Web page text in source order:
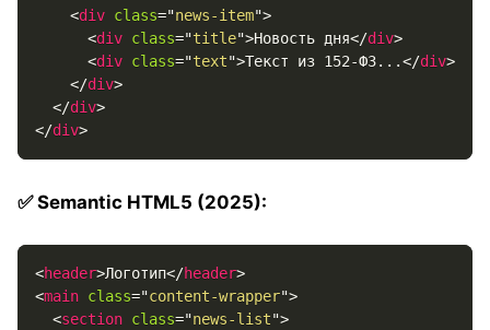
<div class="news-item">
<div class="title">Новость дня</div>
<div class="text">Текст из 152-ФЗ...</div>
</div>
</div>
</div>
✅ Semantic HTML5 (2025):
<header>Логотип</header>
<main class="content-wrapper">
<section class="news-list">